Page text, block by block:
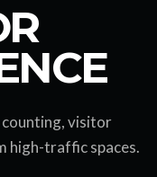
visitor
high-traffic spaces.